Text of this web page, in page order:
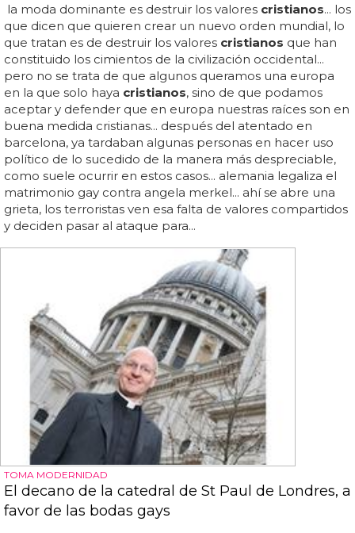
la moda dominante es destruir los valores cristianos... los
que dicen que quieren crear un nuevo orden mundial, lo
que tratan es de destruir los valores cristianos que han
constituido los cimientos de la civilización occidental...
pero no se trata de que algunos queramos una europa
en la que solo haya cristianos, sino de que podamos
aceptar y defender que en europa nuestras raíces son en
buena medida cristianas... después del atentado en
barcelona, ya tardaban algunas personas en hacer uso
político de lo sucedido de la manera más despreciable,
como suele ocurrir en estos casos... alemania legaliza el
matrimonio gay contra angela merkel... ahí se abre una
grieta, los terroristas ven esa falta de valores compartidos
y deciden pasar al ataque para...
TOMA MODERNIDAD
El decano de la catedral de St Paul de Londres, a
favor de las bodas gays